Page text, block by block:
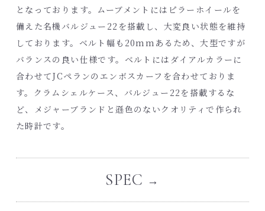
となっております。ムーブメントにはピラーホイールを
備えた名機バルジュー22を搭載し、大変良い状態を維持
しております。ベルト幅も20mmあるため、大型ですが
バランスの良い仕様です。ベルトにはダイアルカラーに
合わせてJCペランのエンボスカーフを合わせておりま
す。クラムシェルケース、バルジュー22を搭載するな
ど、メジャーブランドと遜色のないクオリティで作られ
た時計です。
SPEC